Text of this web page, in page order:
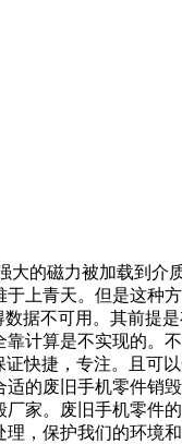
的磁力被加载到
上青天。但是这种
据不可用。其前提
计算是不实现的。
快捷，专注。且可
的废旧手机零件销
家。废旧手机零件
，保护我们的环境